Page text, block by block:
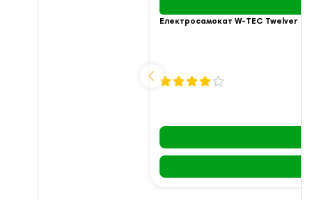
Електросамокат W-TEC Twelver